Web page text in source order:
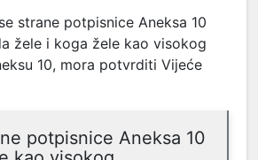
strane potpisnice Aneksa 10
žele i koga žele kao visokog
10, mora potvrditi Vijeće
potpisnice Aneksa 10